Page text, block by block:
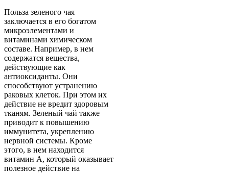
Польза зеленого чая
заключается в его богатом
микроэлементами и
витаминами химическом
составе. Например, в нем
содержатся вещества,
действующие как
антиоксиданты. Они
способствуют устранению
раковых клеток. При этом их
действие не вредит здоровым
тканям. Зеленый чай также
приводит к повышению
иммунитета, укреплению
нервной системы. Кроме
этого, в нем находится
витамин А, который оказывает
полезное действие на